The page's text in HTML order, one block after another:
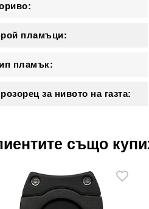
пламъци:
пламък:
за нивото на газта:
също